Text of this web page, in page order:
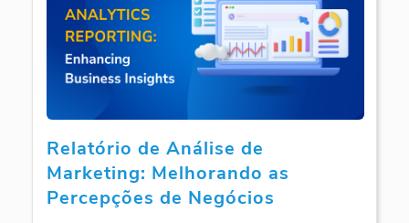
Relatório de Análise de
Marketing: Melhorando as
Percepções de Negócios